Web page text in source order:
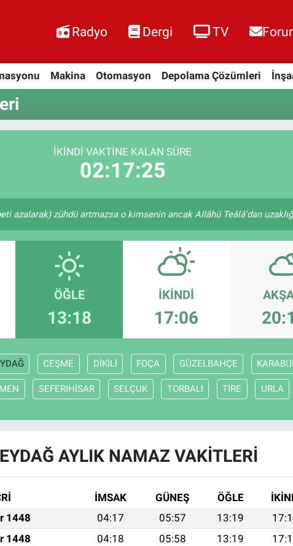
Radyo Dergi TV
Makina Otomasyon Depolama Çözümleri
İKINDI VAKTINE KALAN SÜRE
02:17:24
azalarak) zühdü artmazsa o kimsenin ancak Allâhü Teâlâ'dan
ÖĞLE
13:18
İKINDI
17:06
CEŞME DİKİLİ FOÇA GÜZELBAHÇE
SEFERIHİSAR SELÇUK TORBALI TİRE URLA
AYLIK NAMAZ VAKITLERI
İMSAK GÜNEŞ ÖĞLE
1448 04:17 05:57 13:19
1448 04:18 05:58 13:19